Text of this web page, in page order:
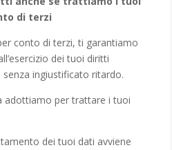
di terzi
conto di terzi, ti garantiamo
dei tuoi diritti
ingiustificato ritardo.
adottiamo per trattare i tuoi
dei tuoi dati avviene